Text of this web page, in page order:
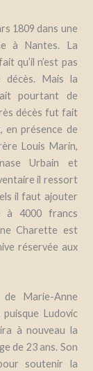
1809 dans une
à Nantes. La
qu’il n’est pas
décès. Mais la
pourtant de
décès fut fait
en présence de
Louis Marin,
Urbain et
il ressort
il faut ajouter
à 4000 francs
Charette est
réservée aux
de Marie-Anne
Ludovic
à nouveau la
de 23 ans. Son
soutenir la